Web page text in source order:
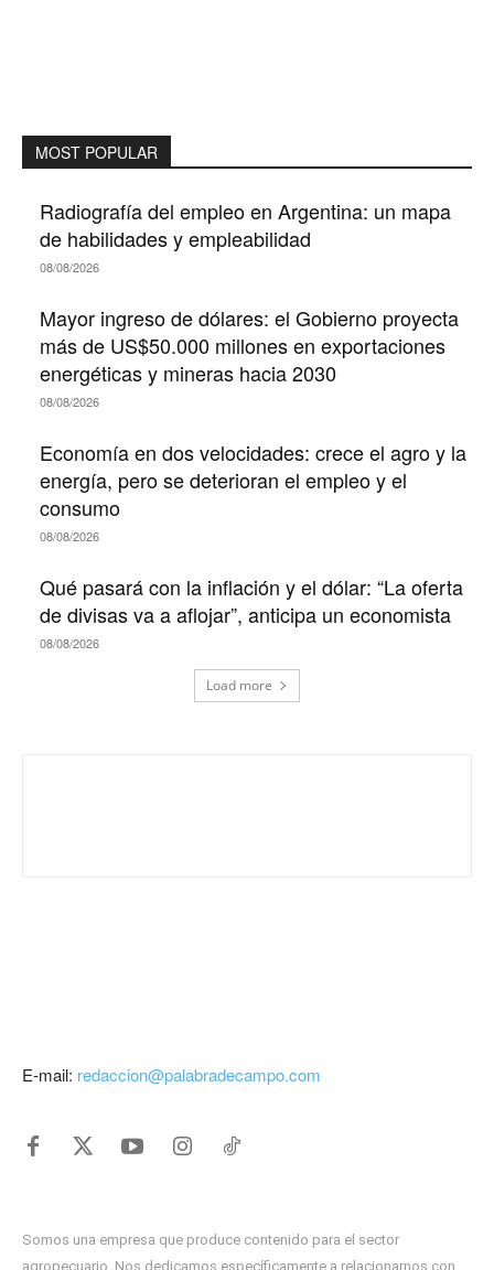
MOST POPULAR
Radiografía del empleo en Argentina: un mapa
de habilidades y empleabilidad
08/08/2026
Mayor ingreso de dólares: el Gobierno proyecta
más de US$50.000 millones en exportaciones
energéticas y mineras hacia 2030
08/08/2026
Economía en dos velocidades: crece el agro y la
energía, pero se deterioran el empleo y el
consumo
08/08/2026
Qué pasará con la inflación y el dólar: “La oferta
de divisas va a aflojar”, anticipa un economista
08/08/2026
Load more
E-mail: redaccion@palabradecampo.com
Somos una empresa que produce contenido para el sector
agropecuario. Nos dedicamos específicamente a relacionarnos con